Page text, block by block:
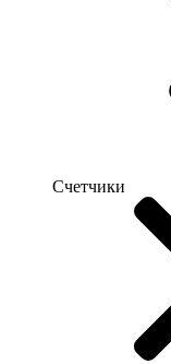
Счетчики